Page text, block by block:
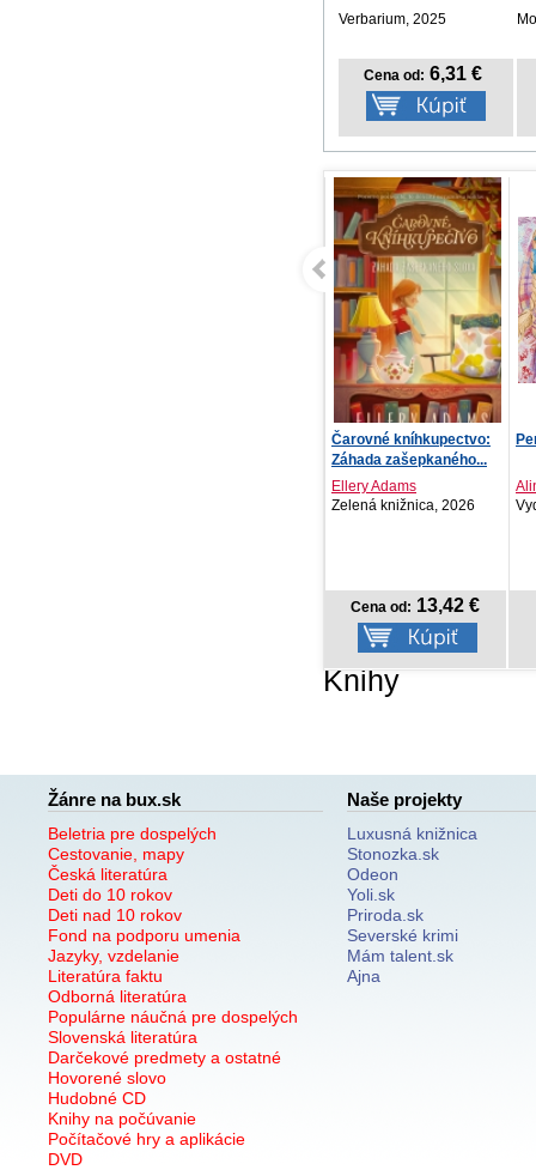
Verbarium, 2025
Cena od: 6,31 €
Perlička
Alina Ferdinandy
Vydavateľstvo S..., 2026
Cena od: 9,75 €
Knihy
Žánre na bux.sk
Beletria pre dospelých
Cestovanie, mapy
Česká literatúra
Deti do 10 rokov
Deti nad 10 rokov
Fond na podporu umenia
Jazyky, vzdelanie
Literatúra faktu
Odborná literatúra
Populárne náučná pre dospelých
Slovenská literatúra
Darčekové predmety a ostatné
Hovorené slovo
Hudobné CD
Knihy na počúvanie
Počítačové hry a aplikácie
DVD
Naše projekty
Luxusná knižnica
Stonozka.sk
Odeon
Yoli.sk
Priroda.sk
Severské krimi
Mám talent.sk
Ajna